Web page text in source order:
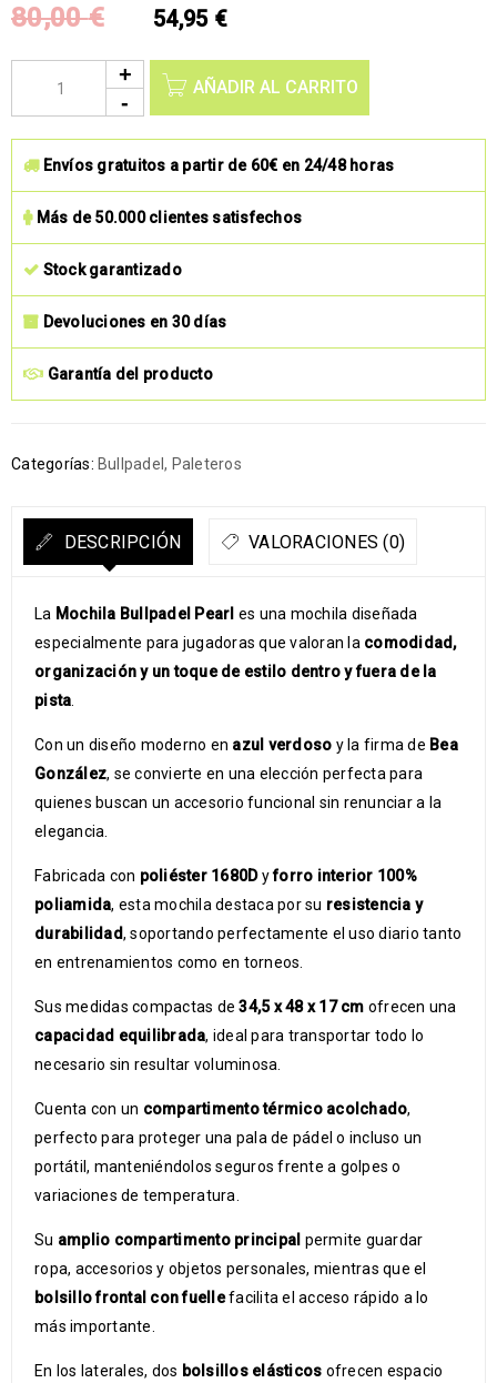
80,00€ 54,95 €
AÑADIR AL CARRITO
Envíos gratuitos a partir de 60€ en 24/48 horas
Más de 50.000 clientes satisfechos
Stock garantizado
Devoluciones en 30 días
Garantía del producto
Categorías: Bullpadel , Paleteros
DESCRIPCIÓN VALORACIONES (0)
La Mochila Bullpadel Pearl es una mochila diseñada
especialmente para jugadoras que valoran la comodidad,
organización y un toque de estilo dentro y fuera de la
pista
Con un diseño moderno en azul verdoso y la firma de Bea
González, se convierte en una elección perfecta para
quienes buscan un accesorio funcional sin renunciar a la
elegancia.
Fabricada con poliéster 1680Dyforro interior 100%
poliamida, esta mochila destaca por su resistencia y
durabilidad, soportando perfectamente el uso diario tanto
en entrenamientos como en torneos.
Sus medidas compactas de34,5 x 48 x 17 cm ofrecen una
capacidad equilibrada, ideal para transportar todo lo
necesario sin resultar voluminosa.
Cuenta con un compartimento térmico acolchado,
perfecto para proteger una pala de pádel o incluso un
portátil, manteniéndolos seguros frente a golpes o
variaciones de temperatura.
Su amplio compartimento principal permite guardar
ropa, accesorios y objetos personales, mientras que el
bolsillo frontal con fuellefacilita el acceso rápido a lo
más importante.
En los laterales, dos bolsillos elásticos ofrecen espacio